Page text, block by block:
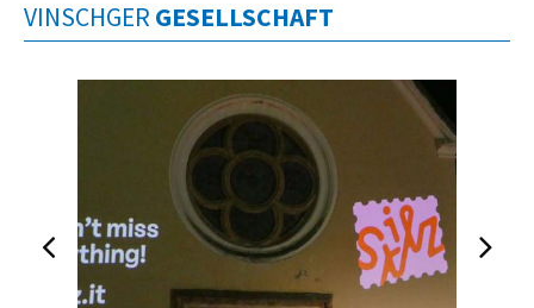
VINSCHGER GESELLSCHAFT